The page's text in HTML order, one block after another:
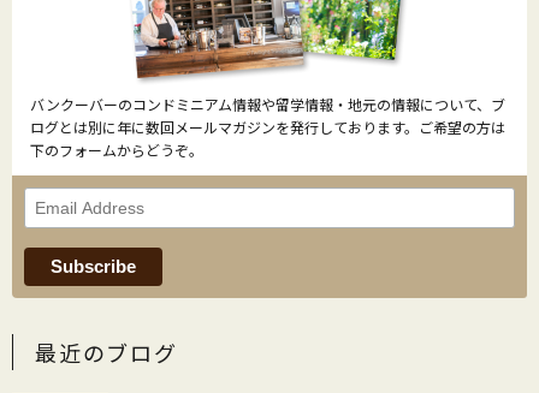
バンクーバーのコンドミニアム情報や留学情報・地元の情報について、ブ
ログとは別に年に数回メールマガジンを発行しております。ご希望の方は
下のフォームからどうぞ。
最近のブログ